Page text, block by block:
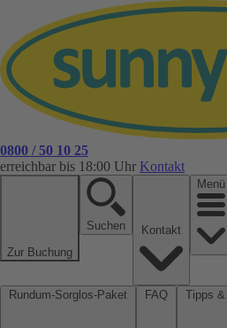
0800 / 50 10 25
erreichbar bis 18:00 Uhr Kontakt
Zur Buchung
Suchen
Menü